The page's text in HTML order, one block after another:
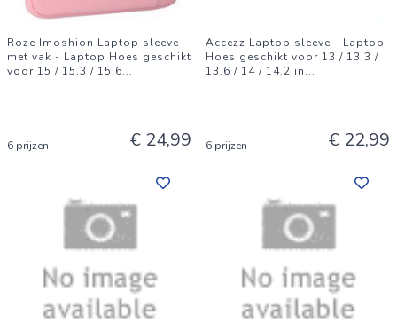
Roze Imoshion Laptop sleeve
met vak - Laptop Hoes geschikt
voor 15 / 15.3 / 15.6...
6 prijzen € 24,99
Accezz Laptop sleeve - Laptop
Hoes geschikt voor 13 / 13.3 /
13.6 / 14 / 14.2 in...
6 prijzen € 22,99